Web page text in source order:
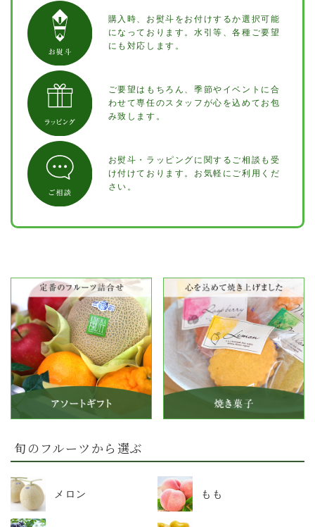
購入時、お熨斗をお付けするか選択可能
になっております。水引等、各種ご要望
にも対応します。
ご要望はもちろん、季節やイベントに合
わせて専任のスタッフが心を込めてお包
み致します。
お熨斗・ラッピングに関するご相談も受
け付けております。お気軽にご利用くだ
さい。
旬のフルーツから選ぶ
メロン もも